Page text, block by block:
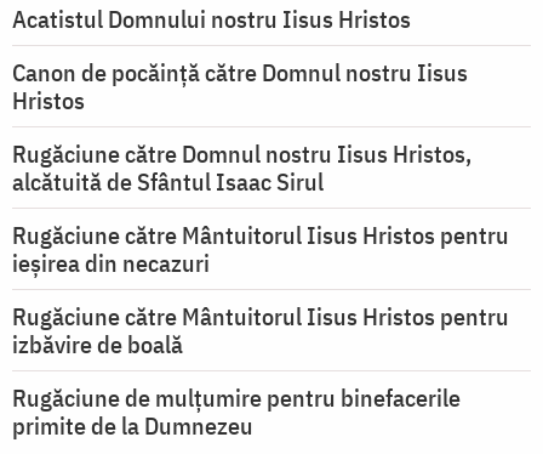
Acatistul Domnului nostru Iisus Hristos
Canon de pocăință către Domnul nostru Iisus
Hristos
Rugăciune către Domnul nostru Iisus Hristos,
alcătuită de Sfântul Isaac Sirul
Rugăciune către Mântuitorul Iisus Hristos pentru
ieşirea din necazuri
Rugăciune către Mântuitorul Iisus Hristos pentru
izbăvire de boală
Rugăciune de mulțumire pentru binefacerile
primite de la Dumnezeu